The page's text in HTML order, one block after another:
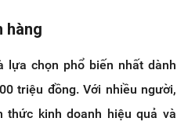
hàng
lựa chọn phổ biến nhất dành
triệu đồng. Với nhiều người,
kinh doanh hiệu quả và